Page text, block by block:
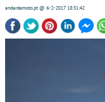
andardemoto.pt@ 6-2-2017 18:31:42